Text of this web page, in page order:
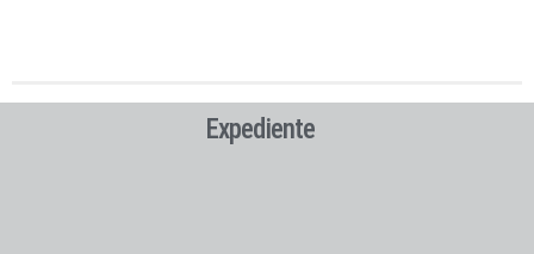
Expediente